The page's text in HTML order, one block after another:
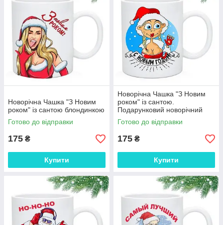
Новорічна Чашка "З Новим
роком" із сантою блондинкою
Готово до відправки
175 ₴
Купити
Новорічна Чашка "З Новим
роком" із сантою.
Подарунковий новорічний
кухоль
Готово до відправки
175 ₴
Купити